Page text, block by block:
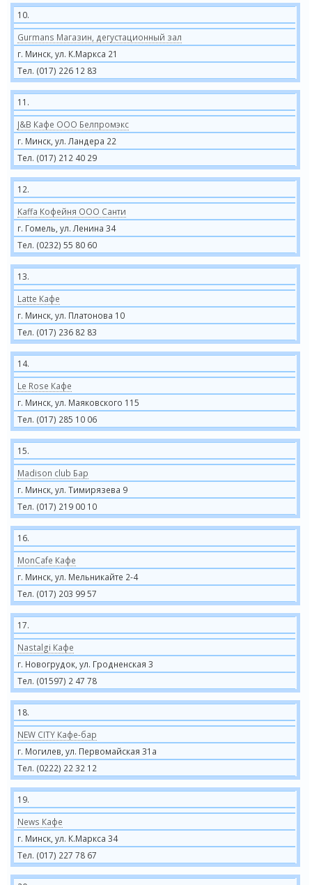
10.
Gurmans Магазин, дегустационный зал
г. Минск, ул. К.Маркса 21
Тел. (017) 226 12 83
11.
J&B Кафе ООО Белпромэкс
г. Минск, ул. Ландера 22
Тел. (017) 212 40 29
12.
Kaffa Кофейня ООО Санти
г. Гомель, ул. Ленина 34
Тел. (0232) 55 80 60
13.
Latte Кафе
г. Минск, ул. Платонова 10
Тел. (017) 236 82 83
14.
Le Rose Кафе
г. Минск, ул. Маяковского 115
Тел. (017) 285 10 06
15.
Madison club Бар
г. Минск, ул. Тимирязева 9
Тел. (017) 219 00 10
16.
MonCafe Кафе
г. Минск, ул. Мельникайте 2-4
Тел. (017) 203 99 57
17.
Nastalgi Кафе
г. Новогрудок, ул. Гродненская 3
Тел. (01597) 2 47 78
18.
NEW CITY Кафе-бар
г. Могилев, ул. Первомайская 31а
Тел. (0222) 22 32 12
19.
News Кафе
г. Минск, ул. К.Маркса 34
Тел. (017) 227 78 67